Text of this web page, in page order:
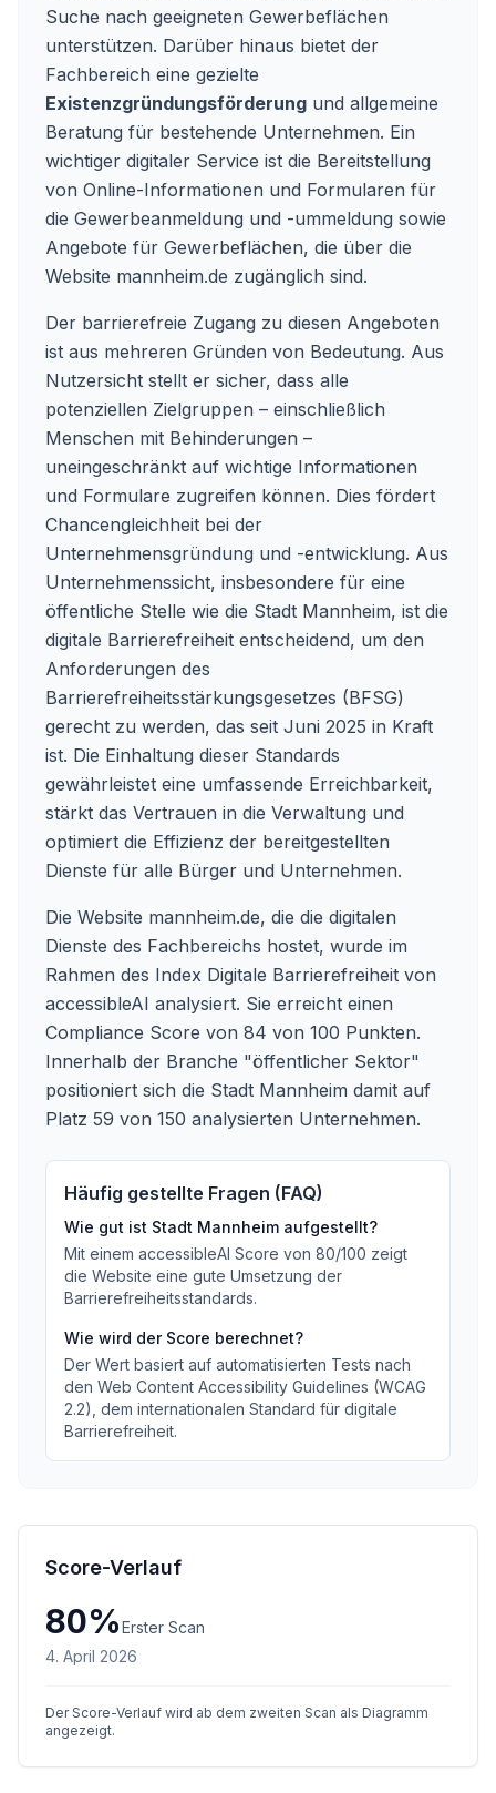
Suche nach geeigneten Gewerbeflächen
unterstützen. Darüber hinaus bietet der
Fachbereich eine gezielte
Existenzgründungsförderung und allgemeine
Beratung für bestehende Unternehmen. Ein
wichtiger digitaler Service ist die Bereitstellung
von Online-Informationen und Formularen für
die Gewerbeanmeldung und -ummeldung sowie
Angebote für Gewerbeflächen, die über die
Website mannheim.de zugänglich sind.
Der barrierefreie Zugang zu diesen Angeboten
ist aus mehreren Gründen von Bedeutung. Aus
Nutzersicht stellt er sicher, dass alle
potenziellen Zielgruppen – einschließlich
Menschen mit Behinderungen –
uneingeschränkt auf wichtige Informationen
und Formulare zugreifen können. Dies fördert
Chancengleichheit bei der
Unternehmensgründung und -entwicklung. Aus
Unternehmenssicht, insbesondere für eine
öffentliche Stelle wie die Stadt Mannheim, ist die
digitale Barrierefreiheit entscheidend, um den
Anforderungen des
Barrierefreiheitsstärkungsgesetzes (BFSG)
gerecht zu werden, das seit Juni 2025 in Kraft
ist. Die Einhaltung dieser Standards
gewährleistet eine umfassende Erreichbarkeit,
stärkt das Vertrauen in die Verwaltung und
optimiert die Effizienz der bereitgestellten
Dienste für alle Bürger und Unternehmen.
Die Website mannheim.de, die die digitalen
Dienste des Fachbereichs hostet, wurde im
Rahmen des Index Digitale Barrierefreiheit von
accessibleAI analysiert. Sie erreicht einen
Compliance Score von 84 von 100 Punkten.
Innerhalb der Branche "öffentlicher Sektor"
positioniert sich die Stadt Mannheim damit auf
Platz 59 von 150 analysierten Unternehmen.
Häufig gestellte Fragen (FAQ)
Wie gut ist Stadt Mannheim aufgestellt?
Mit einem accessibleAI Score von 80/100 zeigt
die Website eine gute Umsetzung der
Barrierefreiheitsstandards.
Wie wird der Score berechnet?
Der Wert basiert auf automatisierten Tests nach
den Web Content Accessibility Guidelines (WCAG
2.2), dem internationalen Standard für digitale
Barrierefreiheit.
Score-Verlauf
80%Erster Scan
4. April 2026
Der Score-Verlauf wird ab dem zweiten Scan als Diagramm
angezeigt.